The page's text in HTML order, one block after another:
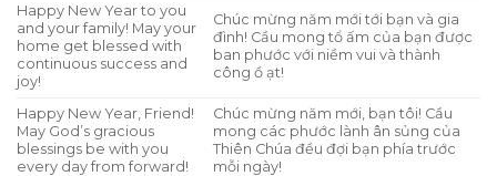
Happy New Year to you
and your family! May your
home get blessed with
continuous success and
joy!
Chúc mừng năm mới tới bạn và gia
đình! Cầu mong tổ ấm của bạn được
ban phước với niềm vui và thành
công ồ ạt!
Happy New Year, Friend!
May God’s gracious
blessings be with you
every day from forward!
Chúc mừng năm mới, bạn tôi! Cầu
mong các phước lành ân sủng của
Thiên Chúa đều đợi bạn phía trước
mỗi ngày!